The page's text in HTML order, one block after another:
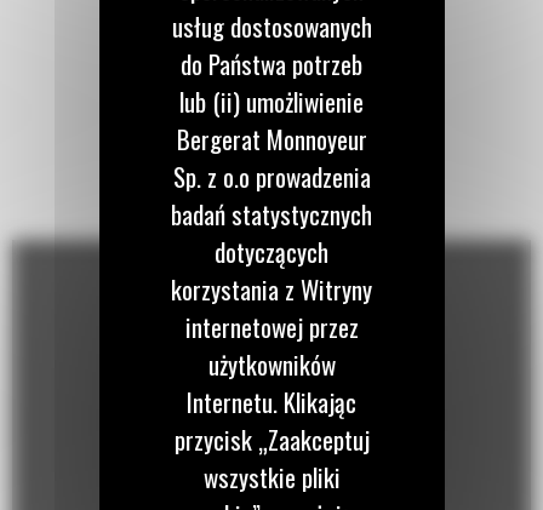
usług dostosowanych
do Państwa potrzeb
lub (ii) umożliwienie
Bergerat Monnoyeur
Sp. z o.o prowadzenia
badań statystycznych
dotyczących
korzystania z Witryny
internetowej przez
użytkowników
Internetu. Klikając
przycisk „Zaakceptuj
wszystkie pliki